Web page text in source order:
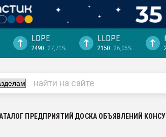
довольна
ПЭТ
LDPE
2490 27,71%
LLDPE
2150 26,05%
ПРЕДПРИЯТИЙ ДОСКА ОБЪЯВЛЕНИЙ